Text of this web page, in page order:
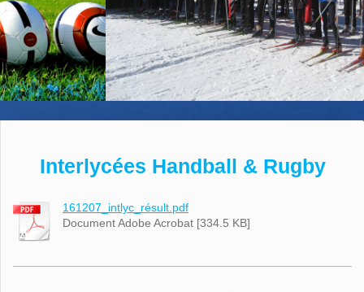
Interlycées Handball & Rugby
161207_intlyc_résult.pdf
Document Adobe Acrobat [334.5 KB]